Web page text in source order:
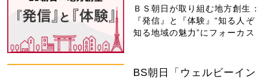
ＢＳ朝日が取り組む地方創生：
『発信』と『体験』“知る人ぞ
知る地域の魅力”にフォーカス
BS朝日「ウェルビーイン